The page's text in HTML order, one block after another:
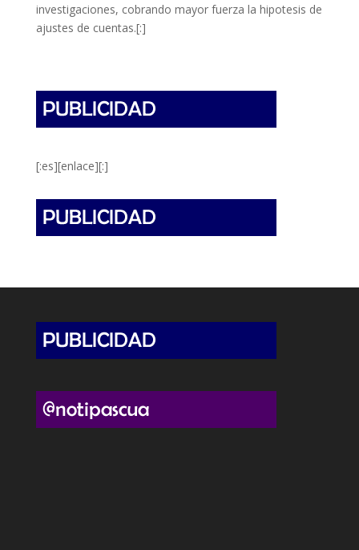
investigaciones, cobrando mayor fuerza la hipotesis de
ajustes de cuentas.[:]
[:es][enlace][:]